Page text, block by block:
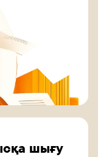
шығу